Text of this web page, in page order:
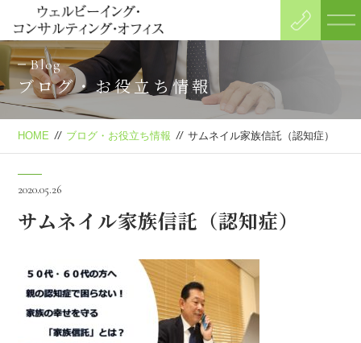
Blog
ブログ・お役立ち情報
HOME // ブログ・お役立ち情報 // サムネイル家族信託（認知症）
2020.05.26
サムネイル家族信託（認知症）